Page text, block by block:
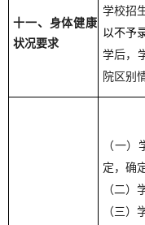
十一、身体健康
状况要求
学校招
以不予
学后，
院区别
（一
定，确
（二）
（三）